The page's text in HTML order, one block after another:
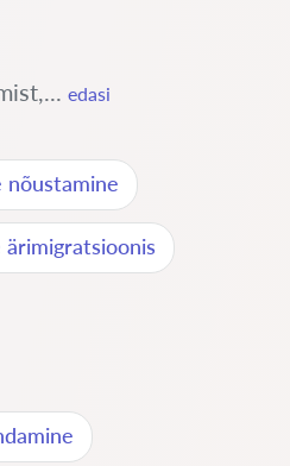
edasi
nõustamine